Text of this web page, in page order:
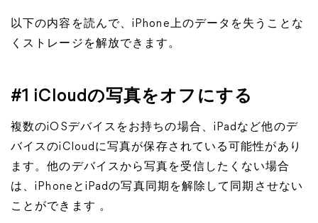
以下の内容を読んで、iPhone上のデータを失うことな
くストレージを解放できます。
#1 iCloudの写真をオフにする
複数のiOSデバイスをお持ちの場合、iPadなど他のデ
バイスのiCloudに写真が保存されている可能性があり
ます。他のデバイスから写真を受信したくない場合
は、iPhoneとiPadの写真同期を解除して同期させない
ことができます 。